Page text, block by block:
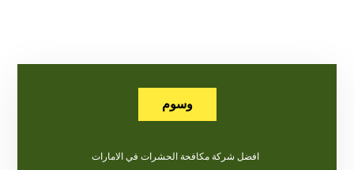
وسوم
افضل شركة مكافحة الحشرات في الامارات